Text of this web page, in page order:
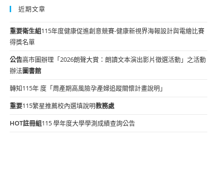
近期文章
重要衛生組115年度健康促進創意競賽-健康新視界海報設計與電繪比賽
得獎名單
公告高市圖辦理「2026朗聲大賞：朗讀文本演出影片徵選活動」之活動
辦法圖書館
轉知115年 度「周產期高風險孕產婦追蹤關懷計畫說明」
重要115繁星推薦校內選填說明教務處
HOT註冊組115 學年度大學學測成績查詢公告